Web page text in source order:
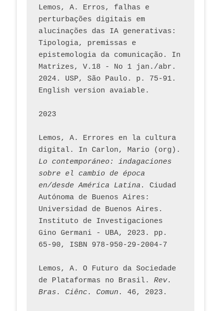
Lemos, A. Erros, falhas e
perturbações digitais em
alucinações das IA generativas:
Tipologia, premissas e
epistemologia da comunicação. In
Matrizes, V.18 - No 1 jan./abr.
2024. USP, São Paulo. p. 75-91.
English version avaiable.
2023
Lemos, A. Errores en la cultura
Lo contemporáneo: indagaciones
sobre el cambio de época
en/desde América Latina.
Ciudad
Autónoma de Buenos Aires:
Universidad de Buenos Aires.
Instituto de Investigaciones
Gino Germani - UBA, 2023. pp.
65-90, ISBN 978-950-29-2004-7
Lemos, A. O Futuro da Sociedade
de Plataformas no Brasil. Rev.
Bras. Ciênc. Comun.